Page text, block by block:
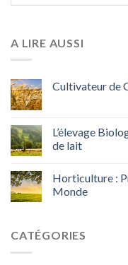
A LIRE AUSSI
Cultivateur de
L’élevage
de lait
Horticulture :
Monde
CATÉGORIES